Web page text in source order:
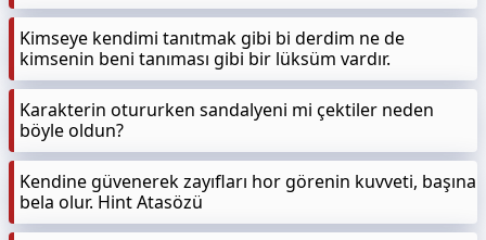
Kimseye kendimi tanıtmak gibi bi derdim ne de
kimsenin beni tanıması gibi bir lüksüm vardır.
Karakterin otururken sandalyeni mi çektiler neden
böyle oldun?
Kendine güvenerek zayıfları hor görenin kuvveti, başına
bela olur. Hint Atasözü